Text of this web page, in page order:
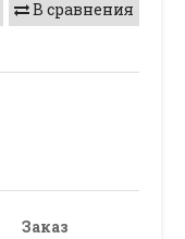
В сравнения
Заказ